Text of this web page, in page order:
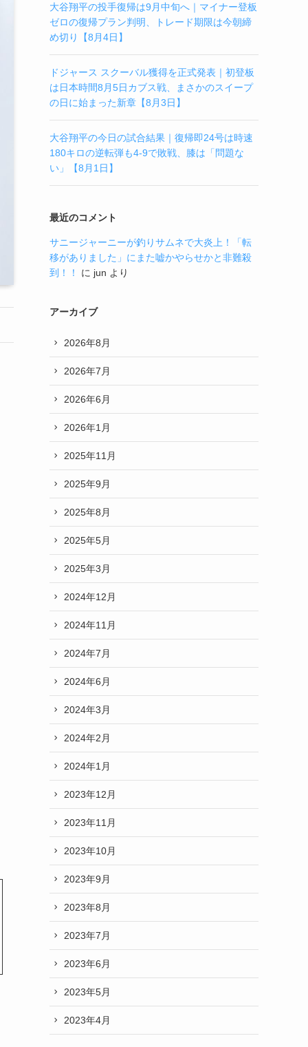
大谷翔平の投手復帰は9月中旬へ｜マイナー登板
ゼロの復帰プラン判明、トレード期限は今朝締
め切り【8月4日】
ドジャース スクーバル獲得を正式発表｜初登板
は日本時間8月5日カブス戦、まさかのスイープ
の日に始まった新章【8月3日】
大谷翔平の今日の試合結果｜復帰即24号は時速
180キロの逆転弾も4-9で敗戦、膝は「問題な
い」【8月1日】
最近のコメント
サニージャーニーが釣りサムネで大炎上！「転
移がありました」にまた嘘かやらせかと非難殺
到！！
に jun より
アーカイブ
2026年8月
2026年7月
2026年6月
2026年1月
2025年11月
2025年9月
2025年8月
2025年5月
2025年3月
2024年12月
2024年11月
2024年7月
2024年6月
2024年3月
2024年2月
2024年1月
2023年12月
2023年11月
2023年10月
2023年9月
2023年8月
2023年7月
2023年6月
2023年5月
2023年4月